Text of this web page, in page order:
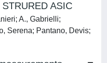
ASIC
A., Gabrielli;
Serena; Pantano, Devis;